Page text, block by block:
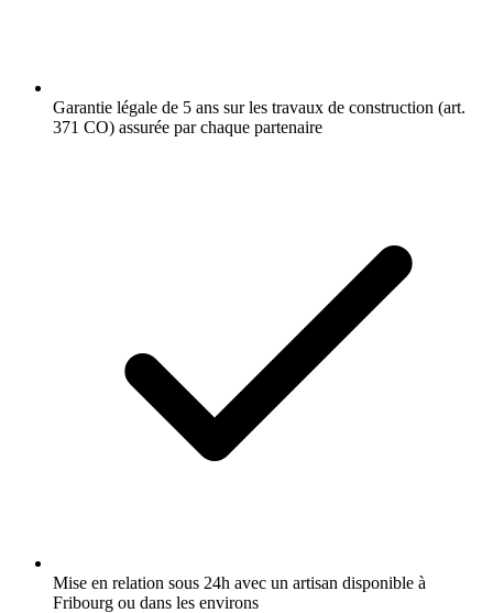
Garantie légale de 5 ans sur les travaux de construction (art.
371 CO) assurée par chaque partenaire
Mise en relation sous 24h avec un artisan disponible à
Fribourg ou dans les environs